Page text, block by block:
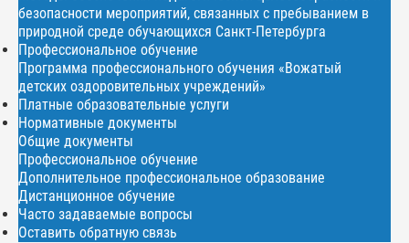
безопасности мероприятий, связанных с пребыванием в
природной среде обучающихся Санкт-Петербурга
Профессиональное обучение
Программа профессионального обучения «Вожатый
детских оздоровительных учреждений»
Платные образовательные услуги
Нормативные документы
Общие документы
Профессиональное обучение
Дополнительное профессиональное образование
Дистанционное обучение
Часто задаваемые вопросы
Оставить обратную связь